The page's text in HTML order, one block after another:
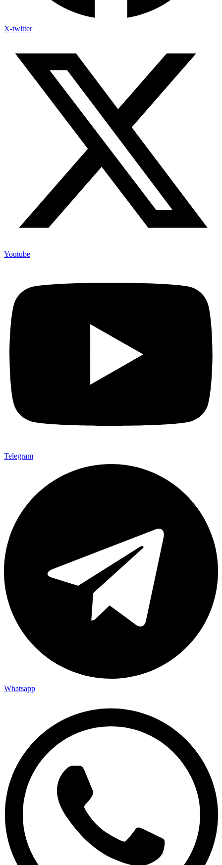
X-twitter
Youtube
Telegram
Whatsapp